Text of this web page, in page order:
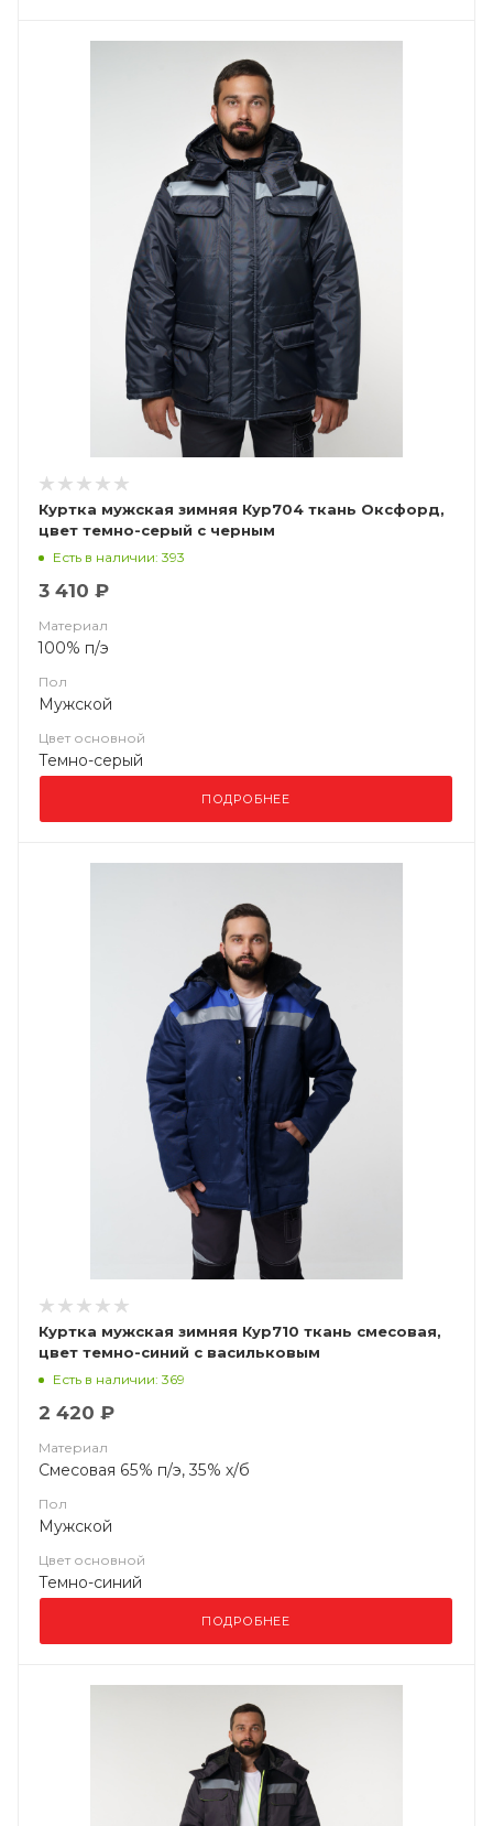
Куртка мужская зимняя Кур704 ткань Оксфорд,
цвет темно-серый с черным
Есть в наличии: 393
3 410 ₽
Материал
100% п/э
Пол
Мужской
Цвет основной
Темно-серый
ПОДРОБНЕЕ
Куртка мужская зимняя Кур710 ткань смесовая,
цвет темно-синий с васильковым
Есть в наличии: 369
2 420 ₽
Материал
Смесовая 65% п/э, 35% х/б
Пол
Мужской
Цвет основной
Темно-синий
ПОДРОБНЕЕ